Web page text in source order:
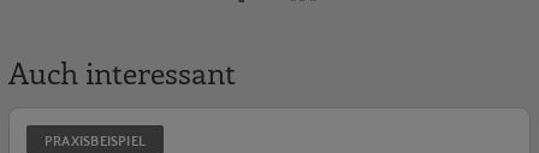
Auch interessant
PRAXISBEISPIEL